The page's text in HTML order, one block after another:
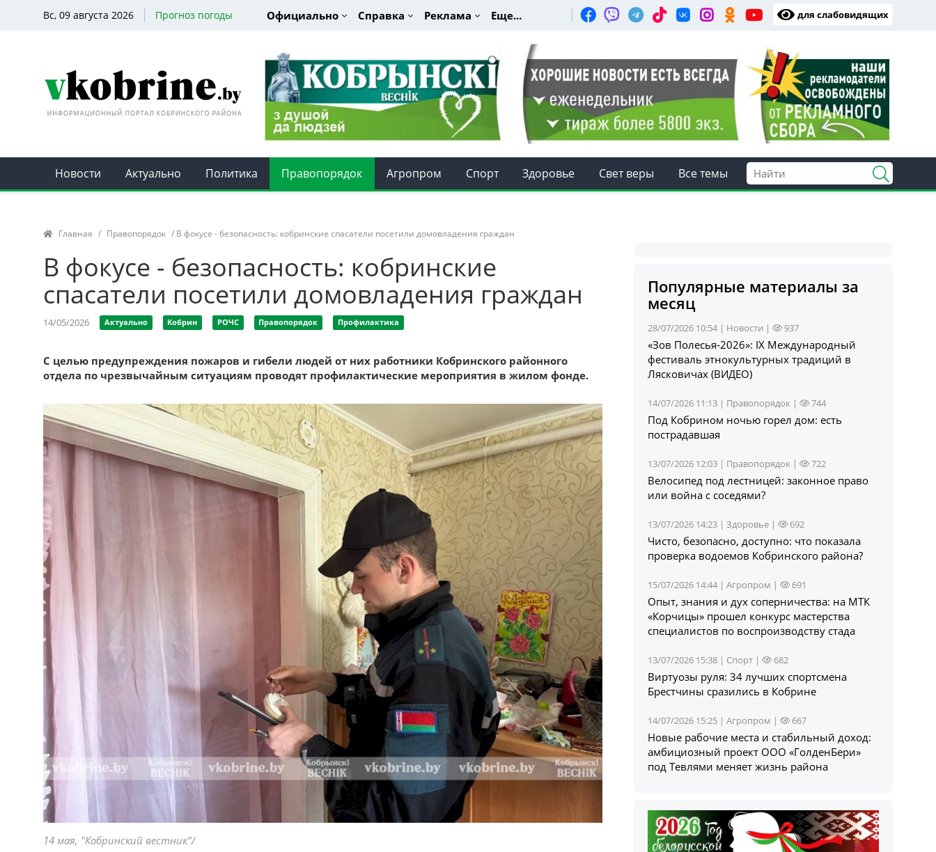
Вс, 09 августа 2026 Прогноз погоды Официально Справка Реклама Еще... для слабовидящих
Новости Актуально Политика Правопорядок Агропром Спорт Здоровье Свет веры Все темы
Главная / Правопорядок / В фокусе - безопасность: кобринские спасатели посетили домовладения граждан
В фокусе - безопасность: кобринские
спасатели посетили домовладения граждан
14/05/2026 Актуально Кобрин РОЧС Правопорядок Профилактика
С целью предупреждения пожаров и гибели людей от них работники Кобринского районного
отдела по чрезвычайным ситуациям проводят профилактические мероприятия в жилом фонде.
14 мая, "Кобринский вестник"/
Популярные материалы за
месяц
28/07/2026 10:54 | Новости | 937
«Зов Полесья‑2026»: IX Международный
фестиваль этнокультурных традиций в
Лясковичах (ВИДЕО)
14/07/2026 11:13 | Правопорядок | 744
Под Кобрином ночью горел дом: есть
пострадавшая
13/07/2026 12:03 | Правопорядок | 722
Велосипед под лестницей: законное право
или война с соседями?
13/07/2026 14:23 |Здоровье | 692
Чисто, безопасно, доступно: что показала
проверка водоемов Кобринского района?
15/07/2026 14:44 |Агропром | 691
Опыт, знания и дух соперничества: на МТК
«Корчицы» прошел конкурс мастерства
специалистов по воспроизводству стада
13/07/2026 15:38 | Спорт | 682
Виртуозы руля: 34 лучших спортсмена
Брестчины сразились в Кобрине
14/07/2026 15:25 |Агропром | 667
Новые рабочие места и стабильный доход:
амбициозный проект ООО «ГолденБери»
под Тевлями меняет жизнь района